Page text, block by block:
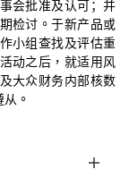
会批准及认可；并
检讨。于新产品或
小组查找及评估重
动之后，就适用风
大众财务内部核数
。